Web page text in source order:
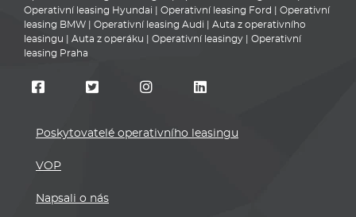
Operativní leasing Hyundai
Operativní leasing Ford
Operativní
leasing BMW
Operativní leasing Audi
Auta z operativního
leasingu
Auta z operáku Operativní leasingy
Operativní
leasing Praha
Poskytovatelé operativního leasingu
VOP
Napsali o nás